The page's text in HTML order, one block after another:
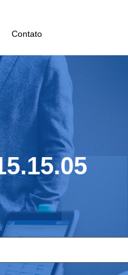
Contato